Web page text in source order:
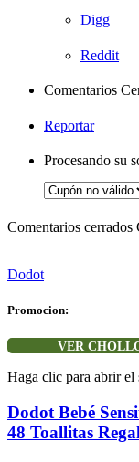
Digg
Reddit
Comentarios
Reportar
Procesando su
Comentarios cerrados
Dodot
Promocion:
VER
Haga clic para abrir el
Dodot Bebé
48 Toallitas